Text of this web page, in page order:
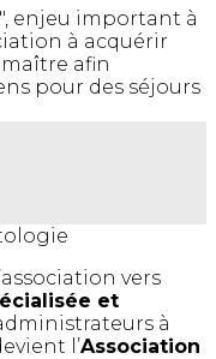
enjeu important à
à acquérir
maître afin
pour des séjours
vers
et
à
l’Association